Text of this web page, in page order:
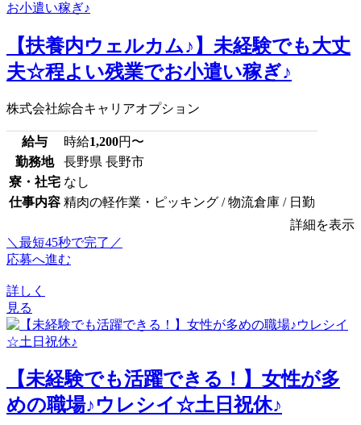
【扶養内ウェルカム♪】未経験でも大丈
夫☆程よい残業でお小遣い稼ぎ♪
株式会社綜合キャリアオプション
給与 時給1,200円〜
勤務地
長野県 長野市
寮・社宅 なし
仕事内容 精肉の軽作業・ピッキング / 物流倉庫 / 日勤
詳細を表示
＼最短45秒で完了／
応募へ進む
詳しく
見る
【未経験でも活躍できる！】女性が多
めの職場♪ウレシイ☆土日祝休♪